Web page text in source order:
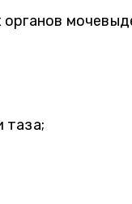
таза;